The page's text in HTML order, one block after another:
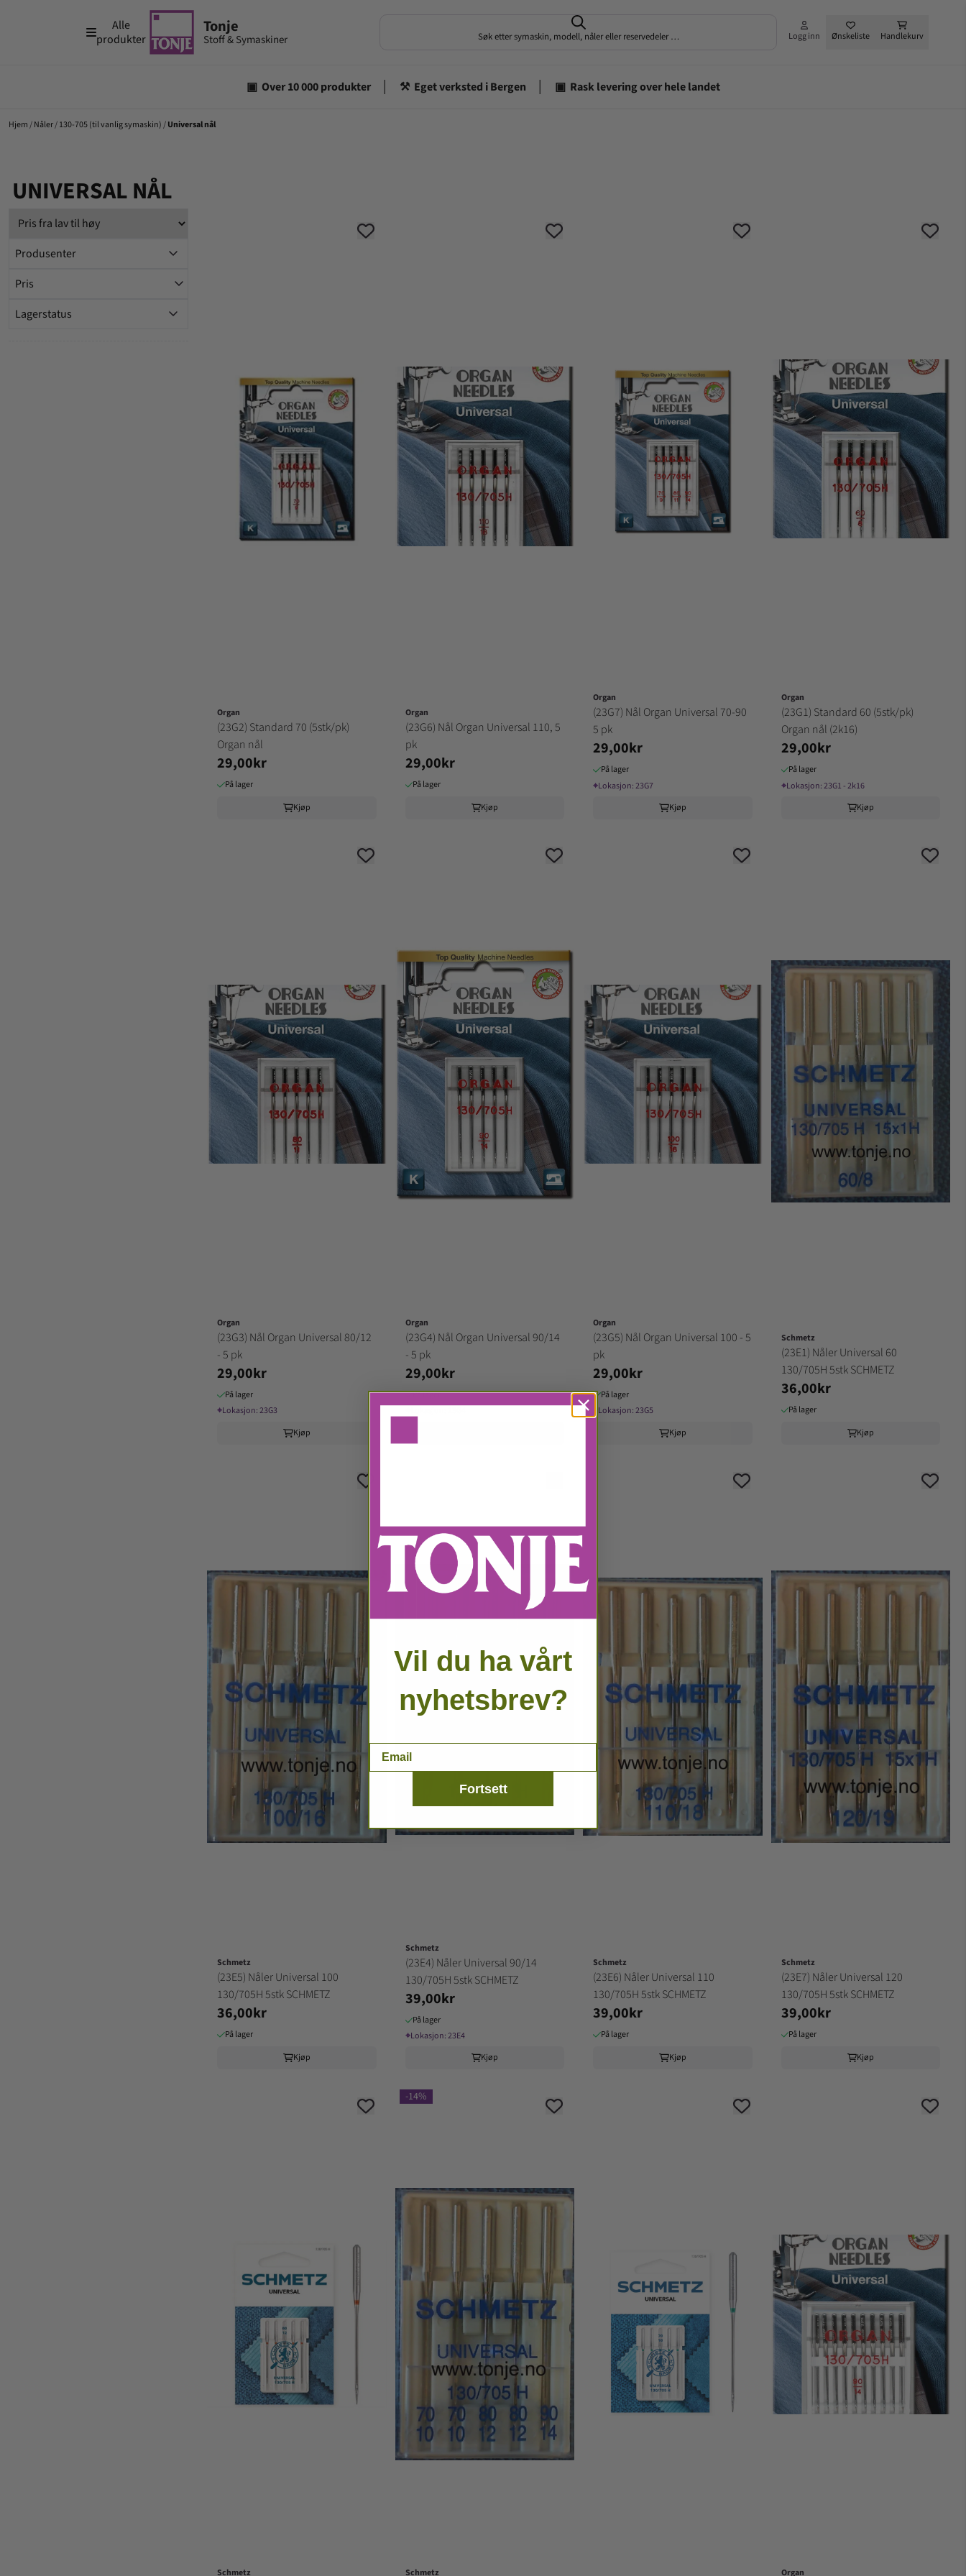
Alle
produkter
Søk etter symaskin, modell, nåler eller reservedeler … Logg inn Ønskeliste Handlekurv
Hjem/Nåler/130-705 (til vanlig symaskin)/Universal nål
UNIVERSAL NÅL
Produsenter
Pris
Lagerstatus
Organ
(23G2) Standard 70 (5stk/pk)
Organ nål
29,00kr
På lager
Kjøp
Organ
(23G6) Nål Organ Universal 110, 5
pk
29,00kr
På lager
Kjøp
Organ
(23G7) Nål Organ Universal 70-90
5 pk
29,00kr
På lager
⌖Lokasjon:23G7
Kjøp
Organ
(23G1) Standard 60 (5stk/pk)
Organ nål (2k16)
29,00kr
På lager
⌖Lokasjon:23G1 - 2k16
Kjøp
Organ
(23G3) Nål Organ Universal 80/12
- 5 pk
29,00kr
På lager
⌖Lokasjon:23G3
Kjøp
Organ
(23G4) Nål Organ Universal 90/14
- 5 pk
29,00kr
På lager
Organ
(23G5) Nål Organ Universal 100 - 5
pk
29,00kr
På lager
Lokasjon:23G5
Kjøp
Schmetz
(23E1) Nåler Universal 60
130/705H 5stk SCHMETZ
36,00kr
På lager
Kjøp
Schmetz
(23E5) Nåler Universal 100
130/705H 5stk SCHMETZ
36,00kr
På lager
Kjøp
Schmetz
(23E4) Nåler Universal 90/14
130/705H 5stk SCHMETZ
39,00kr
På lager
⌖Lokasjon:23E4
Kjøp
Schmetz
(23E6) Nåler Universal 110
130/705H 5stk SCHMETZ
39,00kr
På lager
Kjøp
Schmetz
(23E7) Nåler Universal 120
130/705H 5stk SCHMETZ
39,00kr
På lager
Kjøp
Schmetz
-14%
Schmetz Organ
Vil du ha vårt
nyhetsbrev?
Fortsett